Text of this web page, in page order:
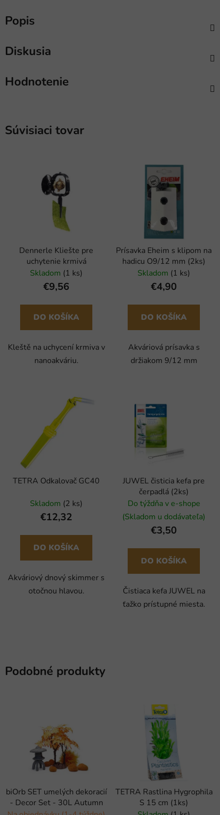
Popis
Diskusia
Hodnotenie
Súvisiaci tovar
Dennerle Kliešte pre
uchytenie krmivá
Skladom (1 ks)
€9,56
DO KOŠÍKA
Kleště na uchycení krmiva v
nanoakváriu.
Prísavka Eheim s klipom na
hadicu O9/12 mm (2ks)
Skladom (1 ks)
€4,90
DO KOŠÍKA
Akváriová prísavka s
držiakom 9/12 mm
TETRA Odkalovač GC40
Skladom (2 ks)
€12,32
DO KOŠÍKA
Akváriový dnový skimmer s
otočnou hlavou.
JUWEL čisticia kefa pre
čerpadlá (2ks)
Do týždňa v e-shope
(Skladom u dodávateľa)
€3,50
DO KOŠÍKA
Čistiaca kefa JUWEL na
ťažko prístupné miesta.
Podobné produkty
biOrb SET umelých dekoracií
- Decor Set - 30L Autumn
TETRA Rastlina Hygrophila
S 15 cm (1ks)